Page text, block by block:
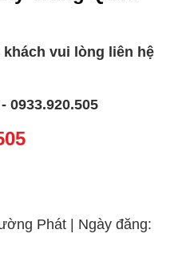
khách vui lòng liên hệ
0933.920.505
Phát | Ngày đăng: